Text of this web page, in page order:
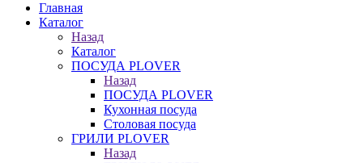
Главная
Каталог
Назад
Каталог
ПОСУДА PLOVER
Назад
ПОСУДА PLOVER
Кухонная посуда
Столовая посуда
ГРИЛИ PLOVER
Назад